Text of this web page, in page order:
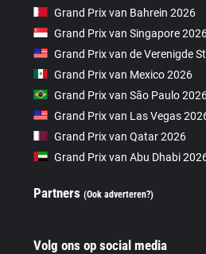
Grand Prix van Bahrein 2026
Grand Prix van Singapore
Grand Prix van de Verenigde
Grand Prix van Mexico 2026
Grand Prix van São Paulo
Grand Prix van Las Vegas
Grand Prix van Qatar 2026
Grand Prix van Abu Dhabi
Partners(Ook adverteren?)
Volg ons op social media